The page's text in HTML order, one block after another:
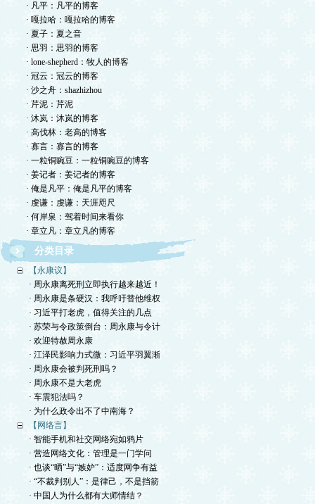
· 凡平：凡平的博客
· 嘎拉哈：嘎拉哈的博客
· 夏子：夏之音
· 思羽：思羽的博客
· lone-shepherd：牧人的博客
· 冠云：冠云的博客
· 沙之舟：shazhizhou
· 芹泥：芹泥
· 沐岚：沐岚的博客
· 高伐林：老高的博客
· 寡言：寡言的博客
· 一粒铜豌豆：一粒铜豌豆的博客
· 姜记者：姜记者的博客
· 俺是凡平：俺是凡平的博客
· 虔谦：虔谦：天涯咫尺
· 何岸泉：驾着时间来看你
· 章立凡：章立凡的博客
分类目录
【永康议】
· 周永康离死刑立即执行越来越近！
· 周永康是条硬汉：我呼吁替他维权
· 习近平打老虎，值得关注的几点
· 苏荣与令政策倒台：周永康与令计
· 欢迎特赦周永康
· 江泽民影响力式微：习近平羽翼渐
· 周永康会被判死刑吗？
· 周永康不是大老虎
· 车震犯法吗？
· 为什么政令出不了中南海？
【网络言】
· 智能手机和社交网络宛如鸦片
· 营造网络文化：管理是一门学问
· 也谈“晒”与“嫉妒”：适度网争有益
· “不裁判别人”：是律己，不是挡箭
· 中国人为什么都有大师情结？